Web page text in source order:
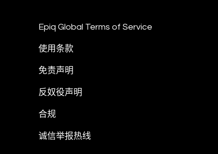
Epiq Global Terms of Service
使用条款
免责声明
反奴役声明
合规
诚信举报热线